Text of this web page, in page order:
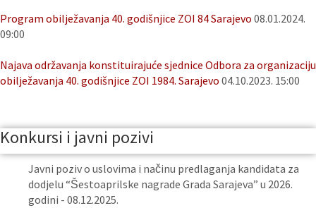
Program obilježavanja 40. godišnjice ZOI 84 Sarajevo 08.01.2024.
09:00
Najava održavanja konstituirajuće sjednice Odbora za organizaciju
obilježavanja 40. godišnjice ZOI 1984. Sarajevo 04.10.2023. 15:00
Konkursi i javni pozivi
Javni poziv o uslovima i načinu predlaganja kandidata za
dodjelu “Šestoaprilske nagrade Grada Sarajeva” u 2026.
godini - 08.12.2025.